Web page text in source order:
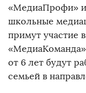
«МедиаПрофи»
школьные
примут участие
от 6 лет будут
семьей в